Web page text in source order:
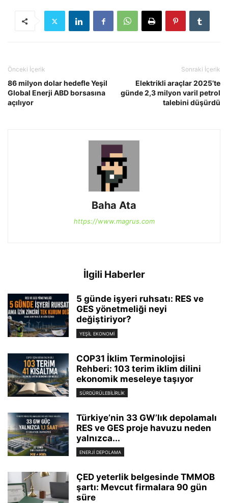
Önceki İçerik
86 milyon dolar hedefle Yeşil
Global Enerji ABD borsasına
açılıyor
Sonraki İçerik
Elektrikli araçlar 2025’te
günde 2,3 milyon varil petrol
talebini düşürdü
Baha Ata
https://www.magrus.com
İlgili Haberler
5 günde işyeri ruhsatı: RES ve
GES yönetmeliği neyi
değiştiriyor?
YEŞIL EKONOMI
COP31 İklim Terminolojisi
Rehberi: 103 terim iklim dilini
ekonomik meseleye taşıyor
SÜRDÜRÜLEBILIRLIK
Türkiye’nin 33 GW’lık depolamalı
RES ve GES proje havuzu neden
yalnızca...
ENERJI DEPOLAMA
ÇED yeterlik belgesinde TMMOB
şartı: Mevcut firmalara 90 gün
süre